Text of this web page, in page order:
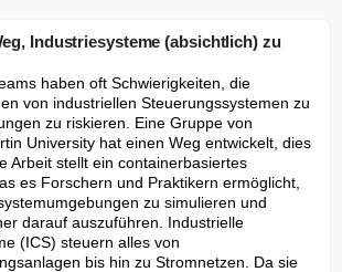
Industriesysteme (absichtlich) zu
haben oft Schwierigkeiten, die
von industriellen Steuerungssystemen zu
zu riskieren. Eine Gruppe von
University hat einen Weg entwickelt, dies
Arbeit stellt ein containerbasiertes
es Forschern und Praktikern ermöglicht,
zu simulieren und
darauf auszuführen. Industrielle
(ICS) steuern alles von
bis hin zu Stromnetzen. Da sie